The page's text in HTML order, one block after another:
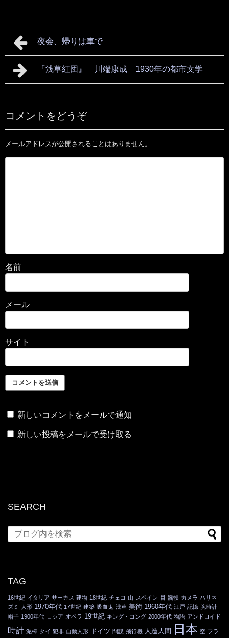
夜会、帰りは車で
『浅草紅団』 川端康成 1930年の都市文学
コメントをどうぞ
メールアドレスが公開されることはありません。
名前
メール
サイト
新しいコメントをメールで通知
新しい投稿をメールで受け取る
SEARCH
TAG
16世紀 イタリア サーカス 建物 18世紀 チェコ 山 スペイン 目 髑髏 カメラ ハリネ
ズミ
人形 1970年代 17世紀 建築 吸血鬼 浅草 美術 1960年代 江戸 記憶 腕時計
帽子 1900年代 ロシア オペラ 19世紀 キング・コング 2000年代 物語 アンドロイド
時計 泥棒 タイ 犯罪 自動人形 ドイツ 間諜 飛行機 人造人間 日本 空 フラ